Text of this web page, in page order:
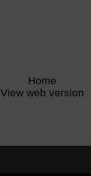
Home
View web version